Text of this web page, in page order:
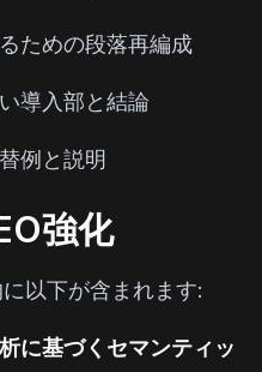
ための段落再編成
導入部と結論
例と説明
強化
以下が含まれます:
に基づくセマンティッ